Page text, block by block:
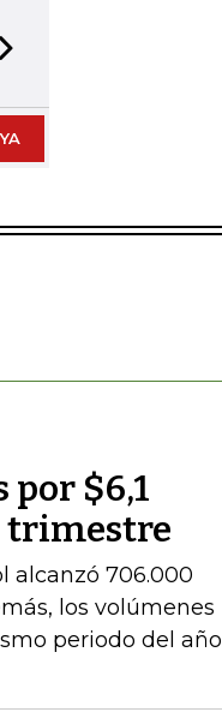
$6,1
trimestre
alcanzó 706.000
los volúmenes
periodo del año